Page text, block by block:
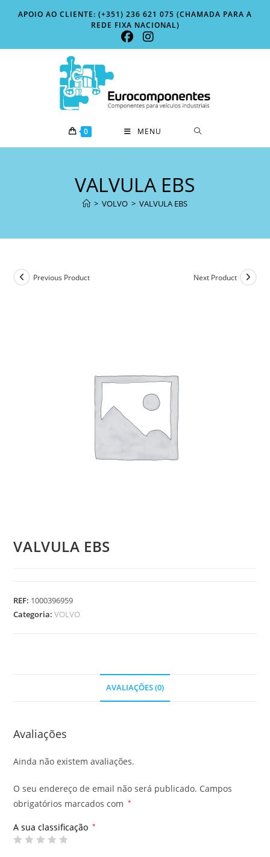
APOIO AO CLIENTE: (+351) 236 621 075 (CHAMADA PARA A
REDE FIXA NACIONAL)
0 MENU
VALVULA EBS
> VOLVO > VALVULA EBS
Previous Product Next Product
VALVULA EBS
REF: 1000396959
Categoria:VOLVO
AVALIAÇÕES (0)
Avaliações
Ainda não existem avaliações.
O seu endereço de email não será publicado. Campos
obrigatórios marcados com
*
A sua classificação *